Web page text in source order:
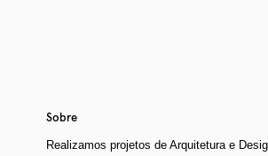
Sobre
Realizamos projetos de Arquitetura e